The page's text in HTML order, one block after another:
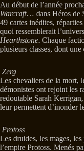
Au début de l’année
Warcraft… dans Héros de
49 cartes inédites,
quoi ressemblerait
Hearthstone. Chaque
plusieurs classes, dont
Zerg
Les chevaliers de la mort,
démonistes ont rejoint les
redoutable Sarah
leur permettent d’inonder
Protoss
Les druides, les mages,
l’empire Protoss. Menés